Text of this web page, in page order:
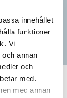
innehållet
funktioner
Vi
annan
och
med.
med annan
aids och
ska skrivas